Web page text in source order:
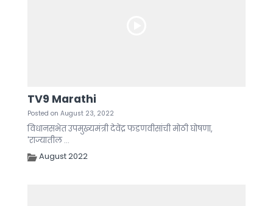
TV9 Marathi
Posted on August 23, 2022
विधानसभेत उपमुख्यमंत्री देवेंद्र फडणवीसांची मोठी घोषणा,
'राज्यातील ...
August 2022